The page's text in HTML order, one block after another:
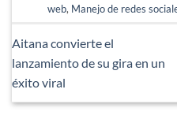
web, Manejo de redes
Aitana convierte el
lanzamiento de su gira en un
éxito viral